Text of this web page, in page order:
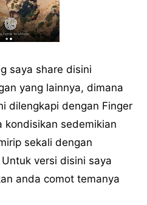
saya share disini
yang lainnya, dimana
dilengkapi dengan Finger
kondisikan sedemikian
sekali dengan
versi disini saya
anda comot temanya